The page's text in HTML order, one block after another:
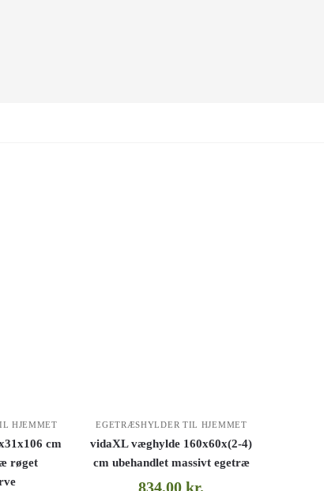
HJEMMET
cm
røget
EGETRÆSHYLDER TIL HJEMMET
vidaXL væghylde 160x60x(2-4)
cm ubehandlet massivt egetræ
834,00kr.